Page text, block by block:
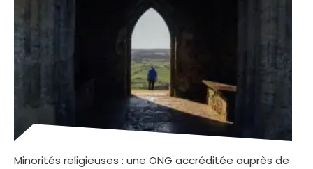
Minorités religieuses : une ONG accréditée auprès de